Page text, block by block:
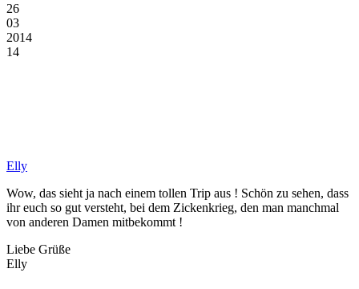
26
03
2014
14
Elly
Wow, das sieht ja nach einem tollen Trip aus ! Schön zu sehen, dass
ihr euch so gut versteht, bei dem Zickenkrieg, den man manchmal
von anderen Damen mitbekommt !
Liebe Grüße
Elly